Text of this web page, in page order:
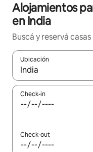
Alojamientos
en India
Buscá y reservá
Ubicación
Cuando los
Check-in
Check-out